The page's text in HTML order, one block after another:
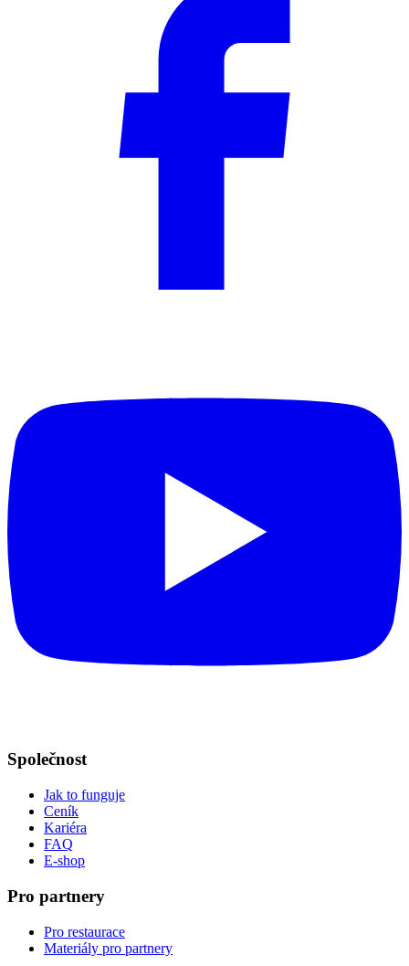
Společnost
Jak to funguje
Ceník
Kariéra
FAQ
E-shop
Pro partnery
Pro restaurace
Materiály pro partnery